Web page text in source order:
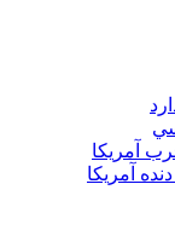
آمريکا
آمريکا